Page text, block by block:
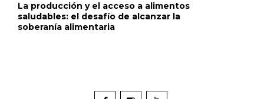
La producción y el acceso a alimentos
saludables: el desafío de alcanzar la
soberanía alimentaria